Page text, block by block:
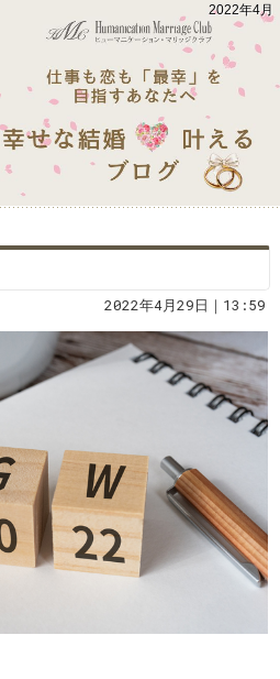
2022年4月
2022年4月29日｜13:59